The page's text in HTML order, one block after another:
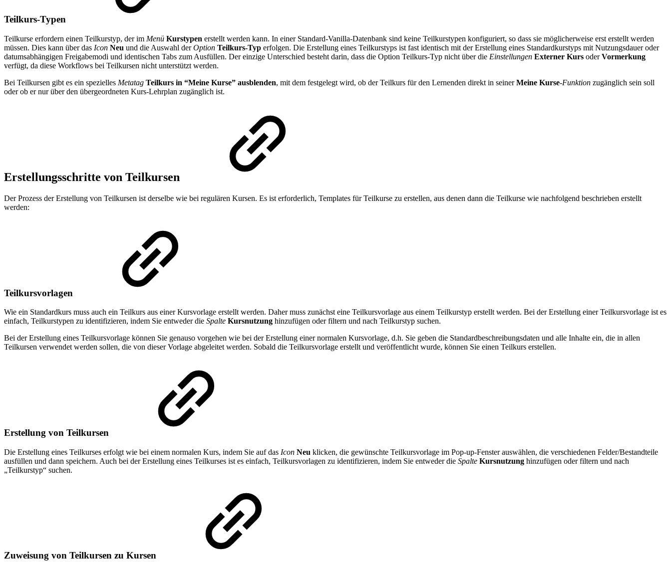
Teilkurs-Typen
Teilkurse erfordern einen Teilkurstyp, der im Menü Kurstypen erstellt werden kann. In einer Standard-Vanilla-Datenbank sind keine Teilkurstypen konfiguriert, so dass sie möglicherweise erst erstellt werden
müssen. Dies kann über das Icon Neu und die Auswahl derOption Teilkurs-Typ erfolgen. Die Erstellung eines Teilkurstyps ist fast identisch mit der Erstellung eines Standardkurstyps mit Nutzungsdauer oder
datumsabhängigen Freigabemodi und identischen Tabs zum Ausfüllen. Der einzige Unterschied besteht darin, dass die Option Teilkurs-Typ nicht über die Einstellungen Externer Kurs oderVormerkung
verfügt, da diese Workflows bei Teilkursen nicht unterstützt werden.
Bei Teilkursen gibt es ein spezielles Metatag Teilkurs in “Meine Kurse” ausblenden, mit dem festgelegt wird, ob der Teilkurs für den Lernenden direkt in seinerMeine Kurse-Funktion zugänglich sein soll
oder ob er nur über den übergeordneten Kurs-Lehrplan zugänglich ist.
Erstellungsschritte von Teilkursen
Der Prozess der Erstellung von Teilkursen ist derselbe wie bei regulären Kursen. Es ist erforderlich, Templates für Teilkurse zu erstellen, aus denen dann die Teilkurse wie nachfolgend beschrieben erstellt
werden:
Teilkursvorlagen
Wie ein Standardkurs muss auch ein Teilkurs aus einer Kursvorlage erstellt werden. Daher muss zunächst eine Teilkursvorlage aus einem Teilkurstyp erstellt werden. Bei der Erstellung einer Teilkursvorlage ist es
einfach, Teilkurstypen zu identifizieren, indem Sie entweder die Spalte Kursnutzung hinzufügen oder filtern und nach Teilkurstyp suchen.
Bei der Erstellung eines Teilkursvorlage können Sie genauso vorgehen wie bei der Erstellung einer normalen Kursvorlage, d.h. Sie geben die Standardbeschreibungsdaten und alle Inhalte ein, die in allen
Teilkursen verwendet werden sollen, die von dieser Vorlage abgeleitet werden. Sobald die Teilkursvorlage erstellt und veröffentlicht wurde, können Sie einen Teilkurs erstellen.
Erstellung von Teilkursen
Die Erstellung eines Teilkurses erfolgt wie bei einem normalen Kurs, indem Sie auf das Icon Neu klicken, die gewünschte Teilkursvorlage im Pop-up-Fenster auswählen, die verschiedenen Felder/Bestandteile
ausfüllen und dann speichern. Auch bei der Erstellung eines Teilkurses ist es einfach, Teilkursvorlagen zu identifizieren, indem Sie entweder die Spalte Kursnutzung hinzufügen oder filtern und nach
„Teilkurstyp“ suchen.
Zuweisung von Teilkursen zu Kursen